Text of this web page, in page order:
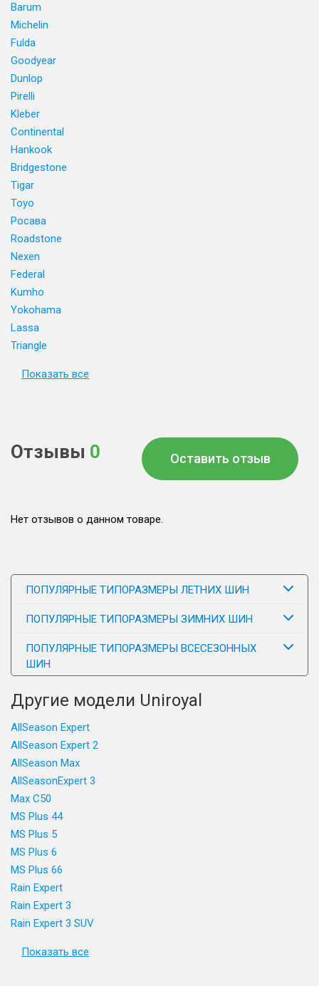
Barum
Michelin
Fulda
Goodyear
Dunlop
Pirelli
Kleber
Continental
Hankook
Bridgestone
Tigar
Toyo
Росава
Roadstone
Nexen
Federal
Kumho
Yokohama
Lassa
Triangle
Показать все
Отзывы 0 Оставить отзыв
Нет отзывов о данном товаре.
ПОПУЛЯРНЫЕ ТИПОРАЗМЕРЫ ЛЕТНИХ ШИН
ПОПУЛЯРНЫЕ ТИПОРАЗМЕРЫ ЗИМНИХ ШИН
ПОПУЛЯРНЫЕ ТИПОРАЗМЕРЫ ВСЕСЕЗОННЫХ
ШИН
Другие модели Uniroyal
AllSeason Expert
AllSeason Expert 2
AllSeason Max
AllSeasonExpert 3
Max C50
MS Plus 44
MS Plus 5
MS Plus 6
MS Plus 66
Rain Expert
Rain Expert 3
Rain Expert 3 SUV
Показать все